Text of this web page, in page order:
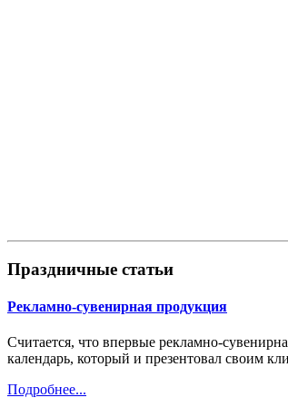
Праздничные статьи
Рекламно-сувенирная продукция
Считается, что впервые рекламно-
календарь, который и презентовал своим
Подробнее...